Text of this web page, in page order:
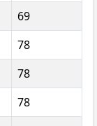
69
78
78
78